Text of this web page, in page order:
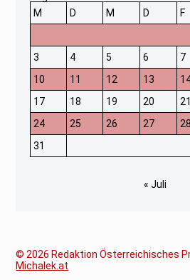
M
D M D F
3
4 5 6 7
10
11 12 13
17
18 19 20 21
24
25 26 27 28
31
« Juli
© 2026 Redaktion Österreichisches
Michalek.at